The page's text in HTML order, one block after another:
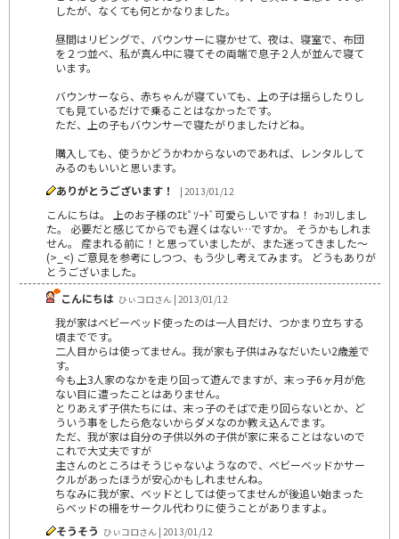
したが、なくても何とかなりました。
昼間はリビングで、バウンサーに寝かせて、夜は、寝室で、布団
を２つ並べ、私が真ん中に寝てその両端で息子２人が並んで寝て
います。
バウンサーなら、赤ちゃんが寝ていても、上の子は揺らしたりし
ても見ているだけで乗ることはなかったです。
ただ、上の子もバウンサーで寝たがりましたけどね。
購入しても、使うかどうかわからないのであれば、レンタルして
みるのもいいと思います。
ありがとうございます！
| 2013/01/12
こんにちは。 上のお子様のｴﾋﾟｿｰﾄﾞ可愛らしいですね！ ﾎｯｺﾘしまし
た。 必要だと感じてからでも遅くはない…ですか。 そうかもしれま
せん。 産まれる前に！と思っていましたが、また迷ってきました～
(>_<) ご意見を参考にしつつ、もう少し考えてみます。 どうもありが
とうございました。
こんにちは ひぃコロさん | 2013/01/12
我が家はベビーベッド使ったのは一人目だけ、つかまり立ちする
頃までです。
二人目からは使ってません。我が家も子供はみなだいたい2歳差で
す。
今も上3人家のなかを走り回って遊んでますが、末っ子6ヶ月が危
ない目に遭ったことはありません。
とりあえず子供たちには、末っ子のそばで走り回らないとか、ど
ういう事をしたら危ないからダメなのか教え込んでます。
ただ、我が家は自分の子供以外の子供が家に来ることはないので
これで大丈夫ですが
主さんのところはそうじゃないようなので、ベビーベッドかサー
クルがあったほうが安心かもしれませんね。
ちなみに我が家、ベッドとしては使ってませんが後追い始まった
らベッドの柵をサークル代わりに使うことがありますよ。
そうそう ひぃコロさん | 2013/01/12